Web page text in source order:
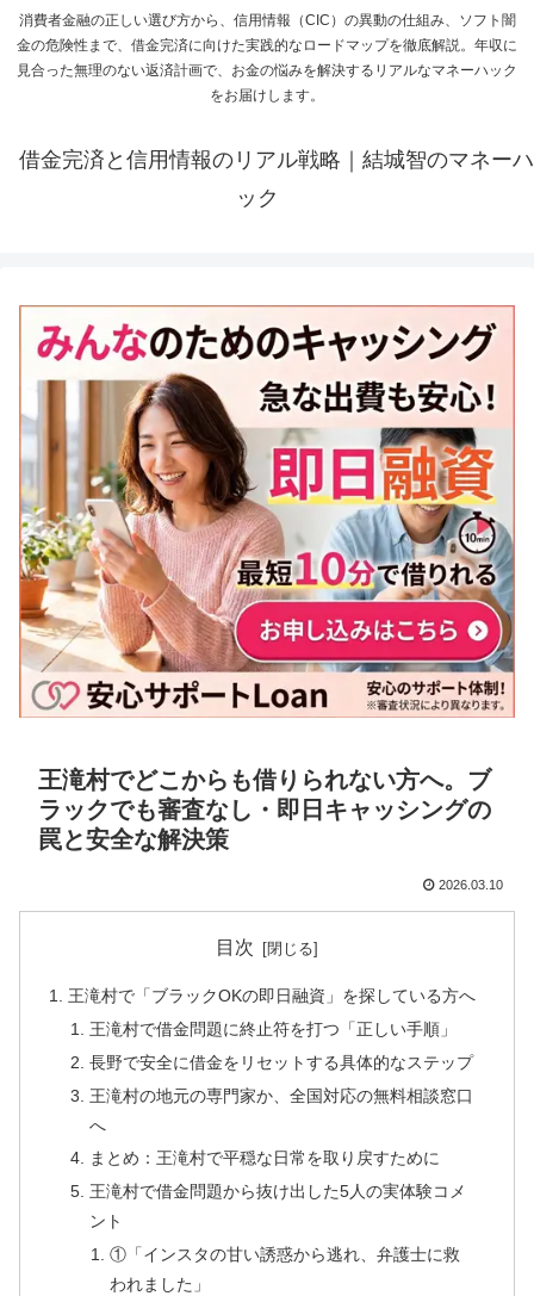
消費者金融の正しい選び方から、信用情報（CIC）の異動の仕組み、ソフト闇
金の危険性まで、借金完済に向けた実践的なロードマップを徹底解説。年収に
見合った無理のない返済計画で、お金の悩みを解決するリアルなマネーハック
をお届けします。
借金完済と信用情報のリアル戦略｜結城智のマネーハ
ック
王滝村でどこからも借りられない方へ。ブ
ラックでも審査なし・即日キャッシングの
罠と安全な解決策
2026.03.10
目次
王滝村で「ブラックOKの即日融資」を探している方へ
王滝村で借金問題に終止符を打つ「正しい手順」
長野で安全に借金をリセットする具体的なステップ
王滝村の地元の専門家か、全国対応の無料相談窓口
へ
まとめ：王滝村で平穏な日常を取り戻すために
王滝村で借金問題から抜け出した5人の実体験コメ
ント
①「インスタの甘い誘惑から逃れ、弁護士に救
われました」